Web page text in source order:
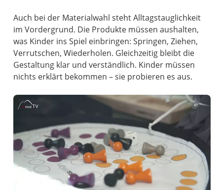
Auch bei der Materialwahl steht Alltagstauglichkeit
im Vordergrund. Die Produkte müssen aushalten,
was Kinder ins Spiel einbringen: Springen, Ziehen,
Verrutschen, Wiederholen. Gleichzeitig bleibt die
Gestaltung klar und verständlich. Kinder müssen
nichts erklärt bekommen – sie probieren es aus.